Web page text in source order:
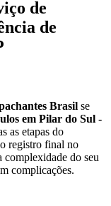
de
de
Brasil se
em Pilar do Sul -
as etapas do
registro final no
complexidade do seu
complicações.